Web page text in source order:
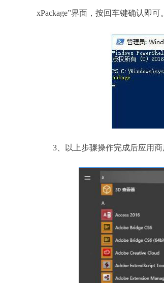
xPackage”界面，按回车键确认即可。
3、以上步骤操作完成后应用商